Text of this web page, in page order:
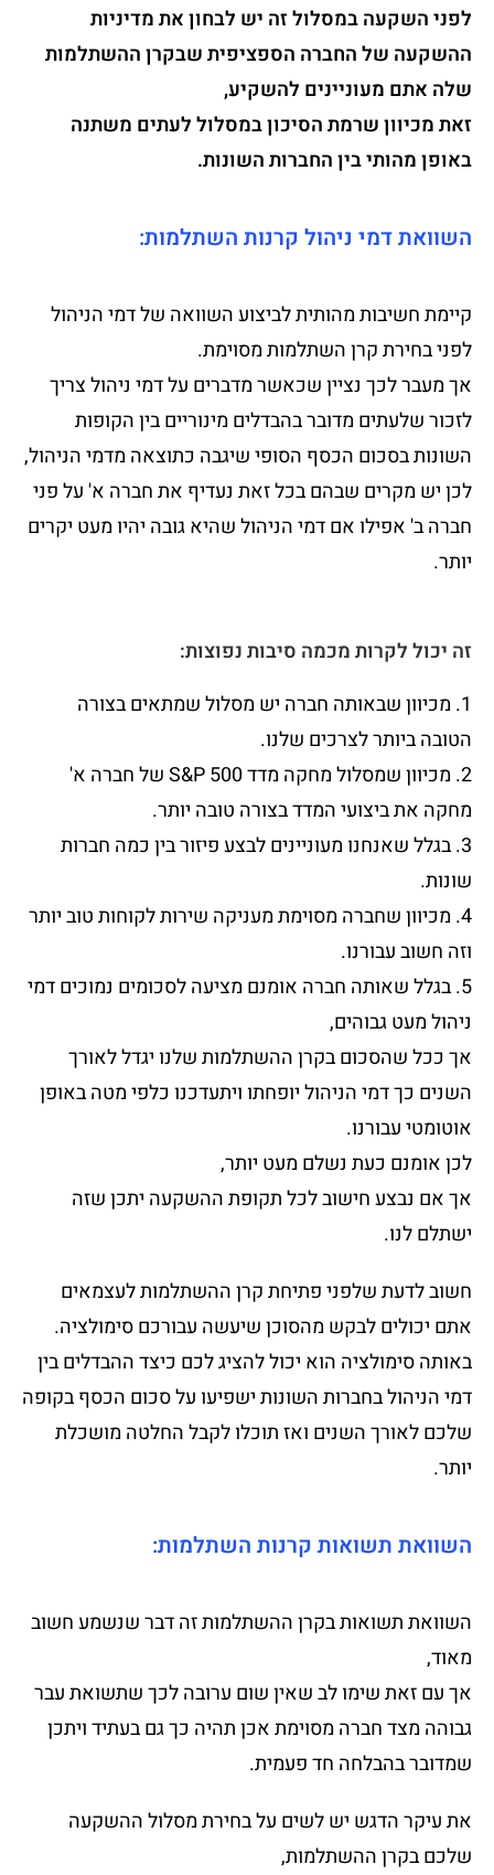
לפני השקעה במסלול זה יש לבחון את מדיניות
ההשקעה של החברה הספציפית שבקרן ההשתלמות
שלה אתם מעוניינים להשקיע,
זאת מכיוון שרמת הסיכון במסלול לעתים משתנה
באופן מהותי בין החברות השונות.
השוואת דמי ניהול קרנות השתלמות:
קיימת חשיבות מהותית לביצוע השוואה של דמי הניהול
לפני בחירת קרן השתלמות מסוימת.
אך מעבר לכך נציין שכאשר מדברים על דמי ניהול צריך
לזכור שלעתים מדובר בהבדלים מינוריים בין הקופות
השונות בסכום הכסף הסופי שיגבה כתוצאה מדמי הניהול,
לכן יש מקרים שבהם בכל זאת נעדיף את חברה א' על פני
חברה ב' אפילו אם דמי הניהול שהיא גובה יהיו מעט יקרים
יותר.
זה יכול לקרות מכמה סיבות נפוצות:
1. מכיוון שבאותה חברה יש מסלול שמתאים בצורה
הטובה ביותר לצרכים שלנו.
2. מכיוון שמסלול מחקה מדד S&P 500 של חברה א'
מחקה את ביצועי המדד בצורה טובה יותר.
3. בגלל שאנחנו מעוניינים לבצע פיזור בין כמה חברות
שונות.
4. מכיוון שחברה מסוימת מעניקה שירות לקוחות טוב יותר
וזה חשוב עבורנו.
5. בגלל שאותה חברה אומנם מציעה לסכומים נמוכים דמי
ניהול מעט גבוהים,
אך ככל שהסכום בקרן ההשתלמות שלנו יגדל לאורך
השנים כך דמי הניהול יופחתו ויתעדכנו כלפי מטה באופן
אוטומטי עבורנו.
לכן אומנם כעת נשלם מעט יותר,
אך אם נבצע חישוב לכל תקופת ההשקעה יתכן שזה
ישתלם לנו.
חשוב לדעת שלפני פתיחת קרן ההשתלמות לעצמאים
אתם יכולים לבקש מהסוכן שיעשה עבורכם סימולציה.
באותה סימולציה הוא יכול להציג לכם כיצד ההבדלים בין
דמי הניהול בחברות השונות ישפיעו על סכום הכסף בקופה
שלכם לאורך השנים ואז תוכלו לקבל החלטה מושכלת
יותר.
השוואת תשואות קרנות השתלמות:
השוואת תשואות בקרן ההשתלמות זה דבר שנשמע חשוב
מאוד,
אך עם זאת שימו לב שאין שום ערובה לכך שתשואת עבר
גבוהה מצד חברה מסוימת אכן תהיה כך גם בעתיד ויתכן
שמדובר בהבלחה חד פעמית.
את עיקר הדגש יש לשים על בחירת מסלול ההשקעה
שלכם בקרן ההשתלמות,